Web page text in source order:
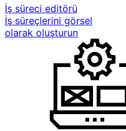
İş süreci editörü
İş süreçlerini görsel
olarak oluşturun